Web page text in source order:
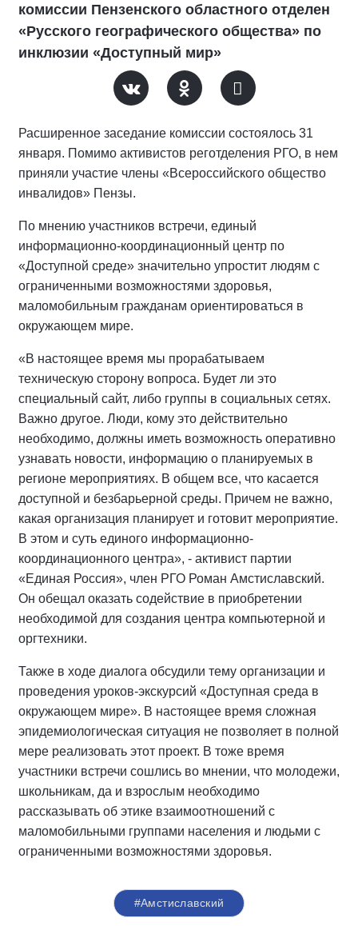
комиссии Пензенского областного отделен
«Русского географического общества» по
инклюзии «Доступный мир»
Расширенное заседание комиссии состоялось 31
января. Помимо активистов реготделения РГО, в нем
приняли участие члены «Всероссийского общество
инвалидов» Пензы.
По мнению участников встречи, единый
информационно-координационный центр по
«Доступной среде» значительно упростит людям с
ограниченными возможностями здоровья,
маломобильным гражданам ориентироваться в
окружающем мире.
«В настоящее время мы прорабатываем
техническую сторону вопроса. Будет ли это
специальный сайт, либо группы в социальных сетях.
Важно другое. Люди, кому это действительно
необходимо, должны иметь возможность оперативно
узнавать новости, информацию о планируемых в
регионе мероприятиях. В общем все, что касается
доступной и безбарьерной среды. Причем не важно,
какая организация планирует и готовит мероприятие.
В этом и суть единого информационно-
координационного центра», - активист партии
«Единая Россия», член РГО Роман Амстиславский.
Он обещал оказать содействие в приобретении
необходимой для создания центра компьютерной и
оргтехники.
Также в ходе диалога обсудили тему организации и
проведения уроков-экскурсий «Доступная среда в
окружающем мире». В настоящее время сложная
эпидемиологическая ситуация не позволяет в полной
мере реализовать этот проект. В тоже время
участники встречи сошлись во мнении, что молодежи,
школьникам, да и взрослым необходимо
рассказывать об этике взаимоотношений с
маломобильными группами населения и людьми с
ограниченными возможностями здоровья.
#Амстиславский